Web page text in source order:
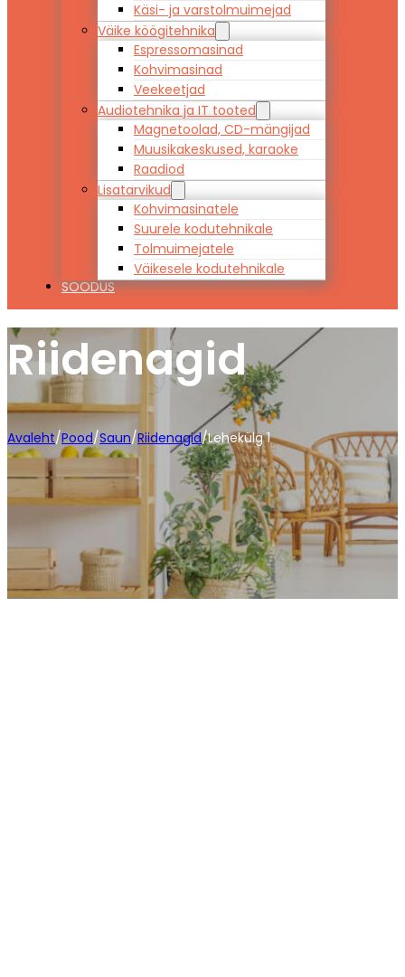
Käsi- ja varstolmuimejad
Väike köögitehnika
Espressomasinad
Kohvimasinad
Veekeetjad
Audiotehnika ja IT tooted
Magnetoolad, CD-mängijad
Muusikakeskused, karaoke
Raadiod
Lisatarvikud
Kohvimasinatele
Suurele kodutehnikale
Tolmuimejatele
Väikesele kodutehnikale
SOODUS
Riidenagid
Avaleht/Pood/Saun/Riidenagid/Lehekülg 1